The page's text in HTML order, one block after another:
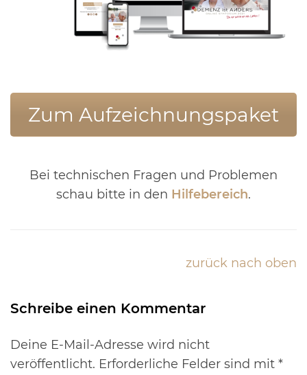
Zum Aufzeichnungspaket
Bei technischen Fragen und Problemen
schau bitte in den Hilfebereich.
zurück nach oben
Schreibe einen Kommentar
Deine E-Mail-Adresse wird nicht
veröffentlicht. Erforderliche Felder sind mit *